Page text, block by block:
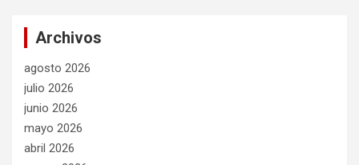
Archivos
agosto 2026
julio 2026
junio 2026
mayo 2026
abril 2026